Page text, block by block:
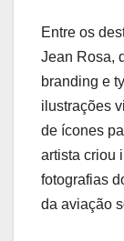
Entre os
Jean Rosa,
branding e
ilustrações
de ícones
artista criou
fotografias
da aviação